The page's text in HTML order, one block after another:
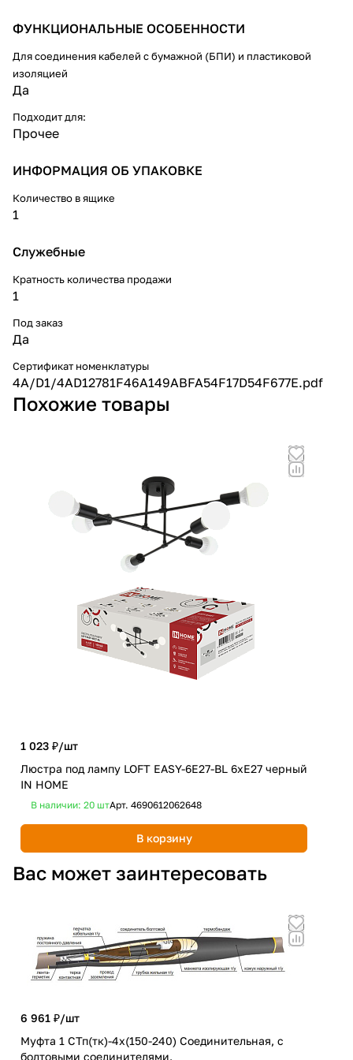
ФУНКЦИОНАЛЬНЫЕ ОСОБЕННОСТИ
Для соединения кабелей с бумажной (БПИ) и пластиковой
изоляцией
Да
Подходит для:
Прочее
ИНФОРМАЦИЯ ОБ УПАКОВКЕ
Количество в ящике
1
Служебные
Кратность количества продажи
1
Под заказ
Да
Сертификат номенклатуры
4A/D1/4AD12781F46A149ABFA54F17D54F677E.pdf
Похожие товары
1 023 ₽/шт
Люстра под лампу LOFT EASY-6E27-BL 6хЕ27 черный
IN HOME
В наличии: 20 штАрт. 4690612062648
В корзину
Вас может заинтересовать
6 961 ₽/шт
Муфта 1 СТп(тк)-4х(150-240) Соединительная, с
болтовыми соединителями.